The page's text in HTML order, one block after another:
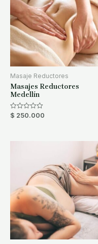
Masaje Reductores
Masajes Reductores
Medellín
Rated
$ 250.000